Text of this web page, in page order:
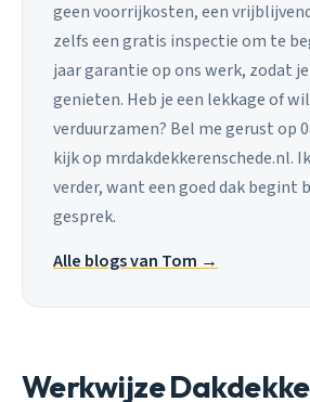
geen voorrijkosten, een
zelfs een gratis inspectie om te
jaar garantie op ons werk, zodat
genieten. Heb je een lekkage of
verduurzamen? Bel me gerust op
kijk op mrdakdekkerenschede.nl.
verder, want een goed dak begint
gesprek.
Alle blogs van Tom →
Werkwijze